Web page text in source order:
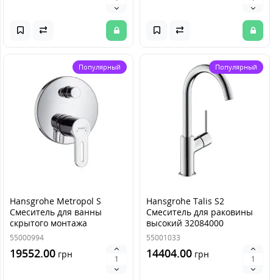
Популярный
Hansgrohe Metropol S
Смеситель для ванны
скрытого монтажа
14465000
55000994
19552.00 грн
Популярный
Hansgrohe Talis S2
Смеситель для раковины
высокий 32084000
55001033
14404.00 грн